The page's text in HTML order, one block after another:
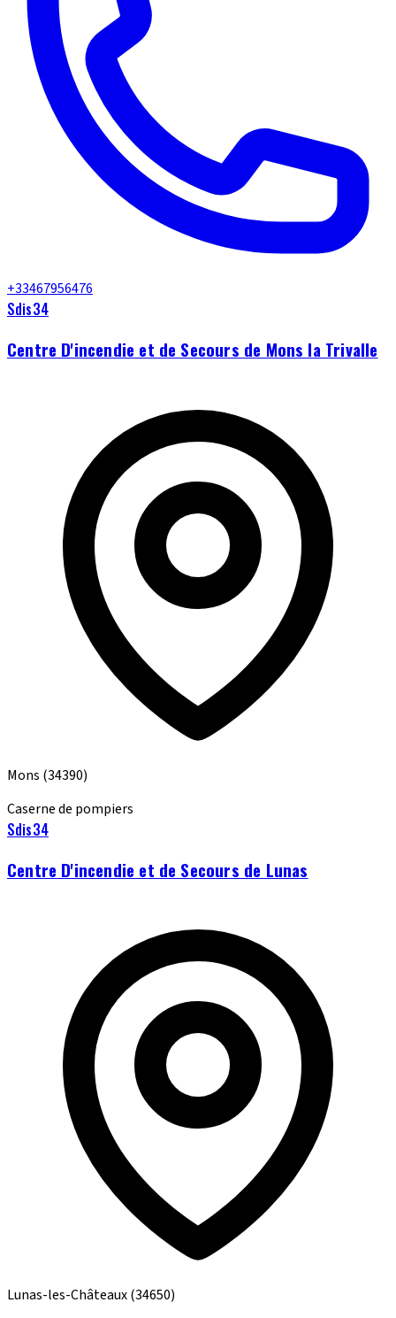
+33467956476
Sdis34
Centre D'incendie et de Secours de Mons la Trivalle
Mons (34390)
Caserne de pompiers
Sdis34
Centre D'incendie et de Secours de Lunas
Lunas-les-Châteaux(34650)